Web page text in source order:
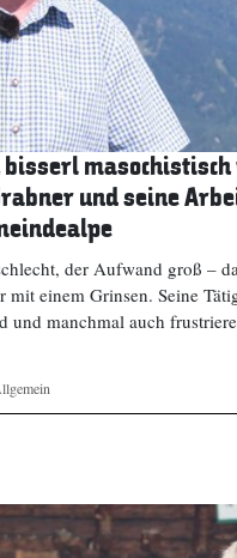
und seine
der Aufwand groß –
mit einem Grinsen. Seine
und manchmal auch